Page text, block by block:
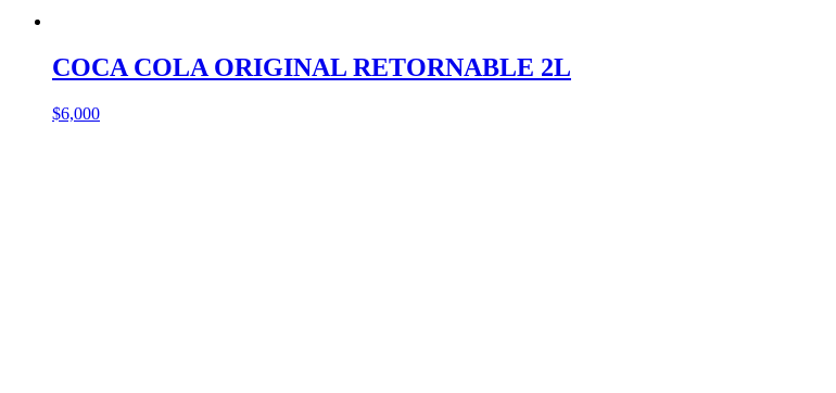
COCA COLA ORIGINAL RETORNABLE 2L
$6,000